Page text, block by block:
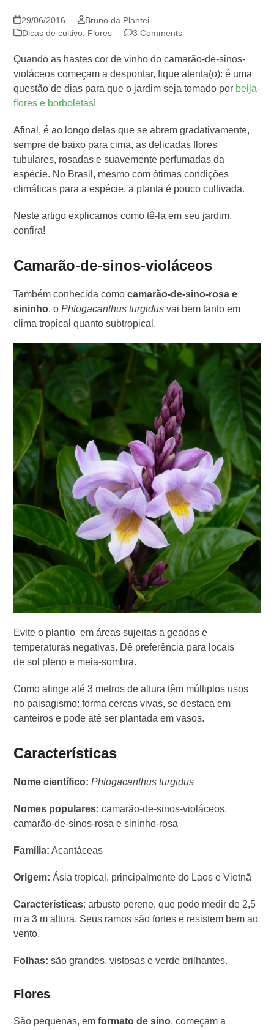
29/06/2016
Bruno da Plantei
Dicas de cultivo Flores 3 Comments
Quando as hastes cor de vinho do camarão-de-sinos-
violáceos começam a despontar, fique atenta(o): é uma
questão de dias para que o jardim seja tomado por beija-
flores e borboletas!
Afinal, é ao longo delas que se abrem gradativamente,
sempre de baixo para cima, as delicadas flores
tubulares, rosadas e suavemente perfumadas da
espécie. No Brasil, mesmo com ótimas condições
climáticas para a espécie, a planta é pouco cultivada.
Neste artigo explicamos como tê-la em seu jardim,
confira!
Camarão-de-sinos-violáceos
Também conhecida comocamarão-de-sino-rosa e
sininho, oPhlogacanthus turgidus vai bem tanto em
clima tropical quanto subtropical.
Evite o plantio em áreas sujeitas a geadas e
temperaturas negativas. Dê preferência para locais
de sol pleno e meia-sombra.
Como atinge até 3 metros de altura têm múltiplos usos
no paisagismo: forma cercas vivas, se destaca em
canteiros e pode até ser plantada em vasos.
Características
Nome científico: Phlogacanthus turgidus
Nomes populares: camarão-de-sinos-violáceos,
camarão-de-sinos-rosa e sininho-rosa
Família: Acantáceas
Origem: Ásia tropical, principalmente do Laos e Vietnã
Características: arbusto perene, que pode medir de 2,5
m a 3 m altura. Seus ramos são fortes e resistem bem ao
vento.
Folhas: são grandes, vistosas e verde brilhantes.
Flores
São pequenas, emformato de sino, começam a